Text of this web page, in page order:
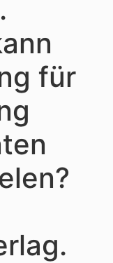
für